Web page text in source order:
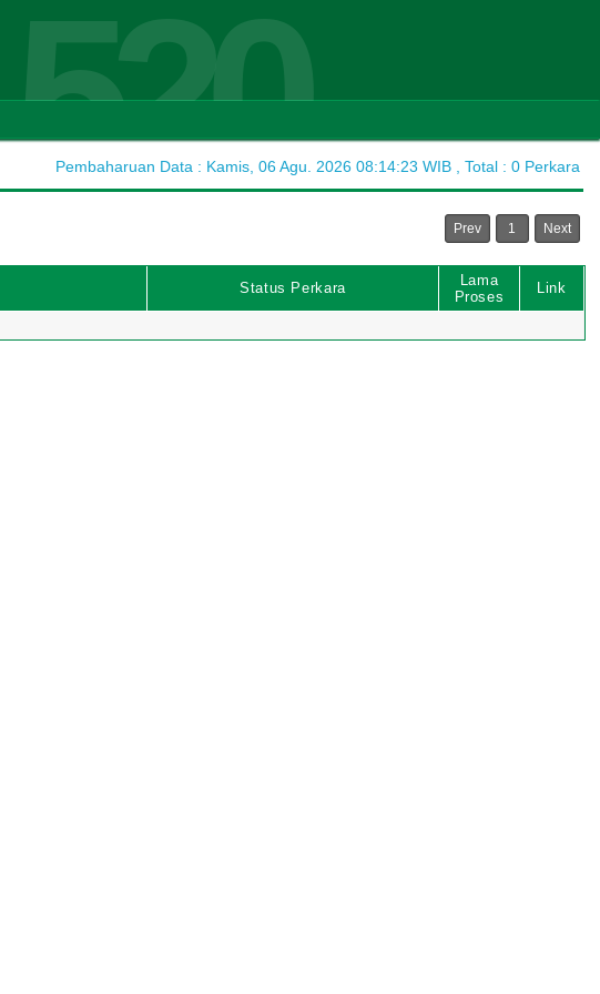
520
Pembaharuan Data : Kamis, 06 Agu. 2026 08:14:23 WIB , Total : 0 Perkara
Prev 1 Next
Status Perkara
Lama
Proses
Link